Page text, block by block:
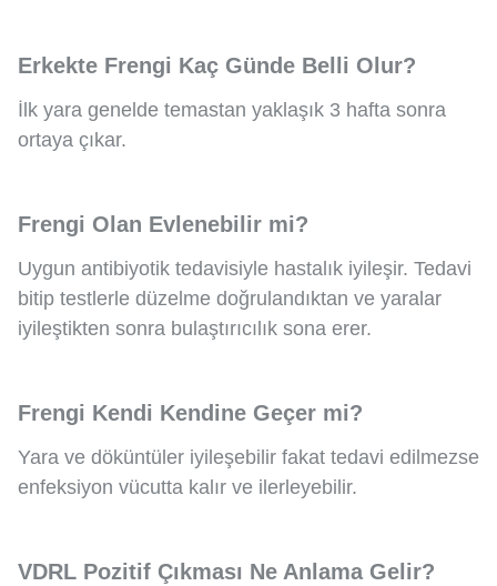
Erkekte Frengi Kaç Günde Belli Olur?
İlk yara genelde temastan yaklaşık 3 hafta sonra
ortaya çıkar.
Frengi Olan Evlenebilir mi?
Uygun antibiyotik tedavisiyle hastalık iyileşir. Tedavi
bitip testlerle düzelme doğrulandıktan ve yaralar
iyileştikten sonra bulaştırıcılık sona erer.
Frengi Kendi Kendine Geçer mi?
Yara ve döküntüler iyileşebilir fakat tedavi edilmezse
enfeksiyon vücutta kalır ve ilerleyebilir.
VDRL Pozitif Çıkması Ne Anlama Gelir?